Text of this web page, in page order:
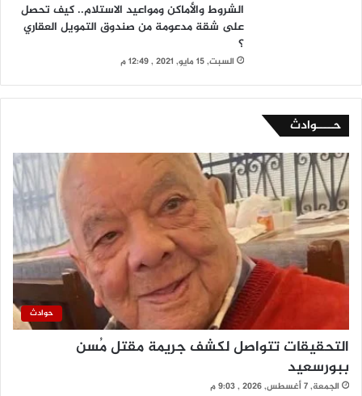
الشروط والأماكن ومواعيد الاستلام.. كيف تحصل
على شقة مدعومة من صندوق التمويل العقاري
؟
السبت, 15 مايو, 2021 , 12:49 م
حــــوادث
حوادث
التحقيقات تتواصل لكشف جريمة مقتل مُسن
ببورسعيد
الجمعة, 7 أغسطس, 2026 , 9:03 م